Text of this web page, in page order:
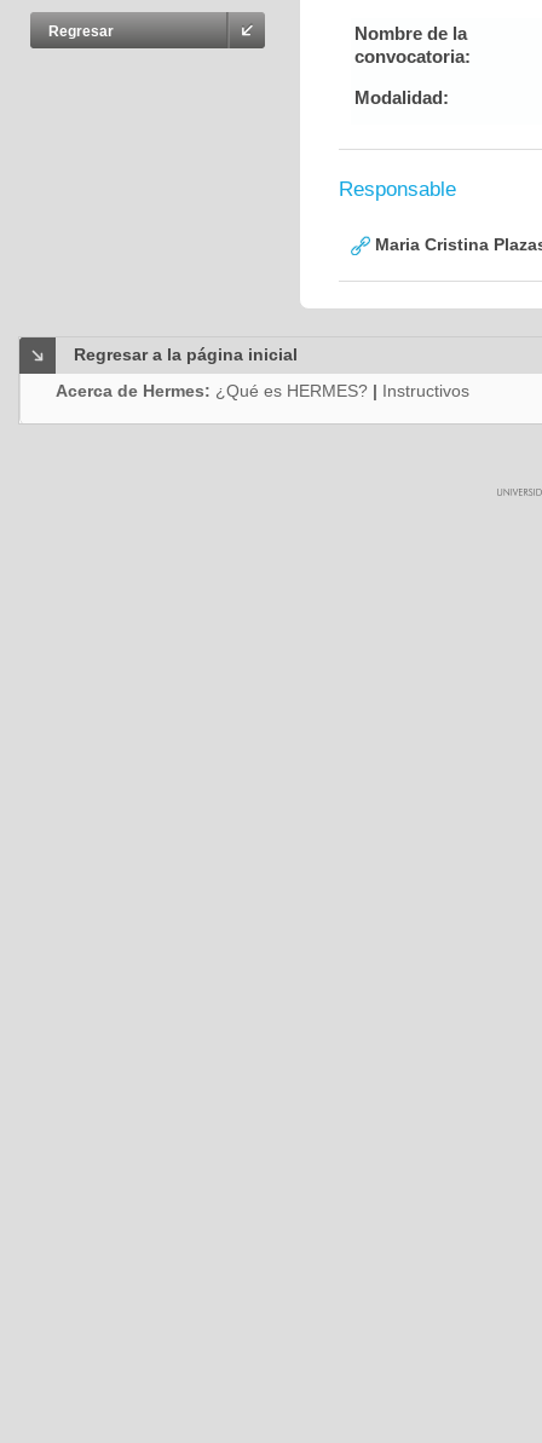
Regresar
Nombre de la
convocatoria:
Modalidad:
Responsable
Maria Cristina
Regresar a la página inicial
Acerca de Hermes: ¿Qué es HERMES? | Instructivos